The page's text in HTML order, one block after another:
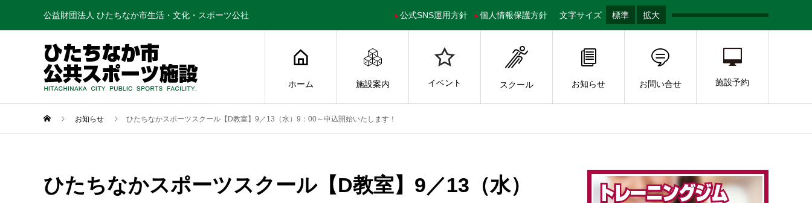
公益財団法人 ひたちなか市生活・文化・スポーツ公社 文字サイズ 標準 拡大
公式SNS運用方針 個人情報保護方針
ホーム 施設案内 イベント スクール お知らせ お問い合せ 施設予約
お知らせ ひたちなかスポーツスクール【D教室】9／13（水）9：00～申込開始いたします！
ひたちなかスポーツスクール【D教室】9／13（水）